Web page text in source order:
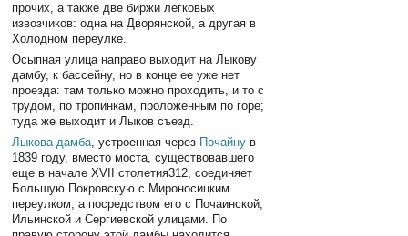
прочих, а также две биржи легковых
извозчиков: одна на Дворянской, а другая в
Холодном переулке.
Осыпная улица направо выходит на Лыкову
дамбу, к бассейну, но в конце ее уже нет
проезда: там только можно проходить, и то с
трудом, по тропинкам, проложенным по горе;
туда же выходит и Лыков съезд.
Лыкова дамба, устроенная через Почайну в
1839 году, вместо моста, существовавшего
еще в начале XVII столетия312, соединяет
Большую Покровскую с Мироносицким
переулком, а посредством его с Почаинской,
Ильинской и Сергиевской улицами. По